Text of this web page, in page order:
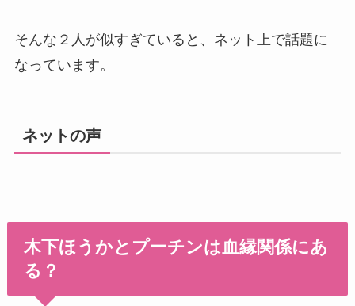
そんな２人が似すぎていると、ネット上で話題に
なっています。
ネットの声
木下ほうかとプーチンは血縁関係にあ
る？